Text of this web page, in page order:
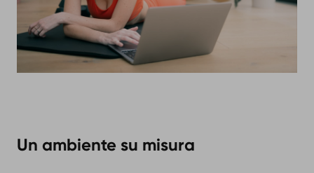
Un ambiente su misura